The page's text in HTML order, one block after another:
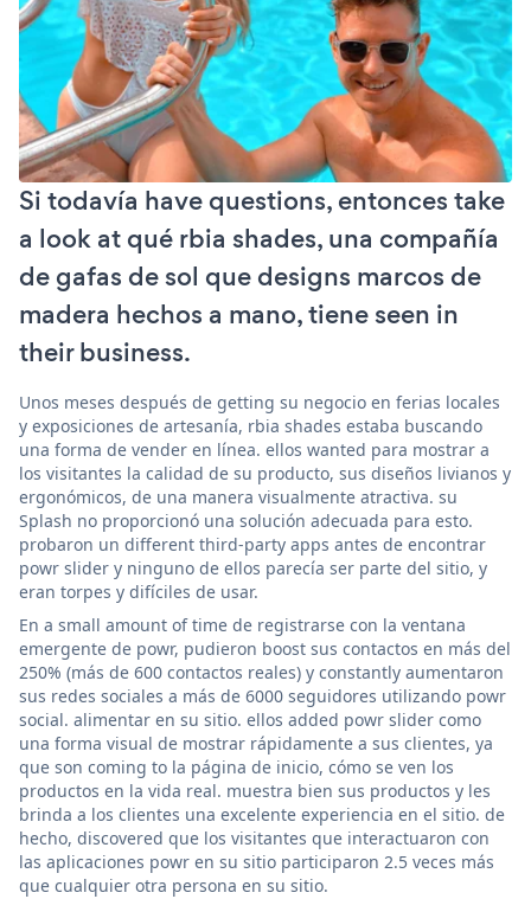
Si todavía have questions, entonces take
a look at qué rbia shades, una compañía
de gafas de sol que designs marcos de
madera hechos a mano, tiene seen in
their business.
Unos meses después de getting su negocio en ferias locales
y exposiciones de artesanía, rbia shades estaba buscando
una forma de vender en línea. ellos wanted para mostrar a
los visitantes la calidad de su producto, sus diseños livianos y
ergonómicos, de una manera visualmente atractiva. su
Splash no proporcionó una solución adecuada para esto.
probaron un different third-party apps antes de encontrar
powr slider y ninguno de ellos parecía ser parte del sitio, y
eran torpes y difíciles de usar.
En a small amount of time de registrarse con la ventana
emergente de powr, pudieron boost sus contactos en más del
250% (más de 600 contactos reales) y constantly aumentaron
sus redes sociales a más de 6000 seguidores utilizando powr
social. alimentar en su sitio. ellos added powr slider como
una forma visual de mostrar rápidamente a sus clientes, ya
que son coming to la página de inicio, cómo se ven los
productos en la vida real. muestra bien sus productos y les
brinda a los clientes una excelente experiencia en el sitio. de
hecho, discovered que los visitantes que interactuaron con
las aplicaciones powr en su sitio participaron 2.5 veces más
que cualquier otra persona en su sitio.